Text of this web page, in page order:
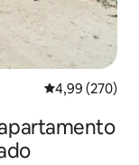
4,99 de uma
4,99 (270)